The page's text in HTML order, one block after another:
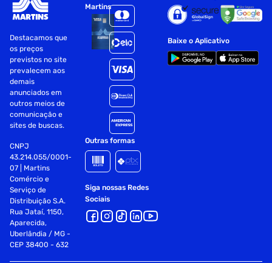
Destacamos que
os preços
previstos no site
prevalecem aos
demais
anunciados em
outros meios de
comunicação e
sites de buscas.
CNPJ
43.214.055/0001-
07 | Martins
Comércio e
Serviço de
Distribuição S.A.
Rua Jataí, 1150,
Aparecida,
Uberlândia / MG -
CEP 38400 - 632
Martins
Outras formas
Siga nossas Redes
Sociais
Baixe o Aplicativo